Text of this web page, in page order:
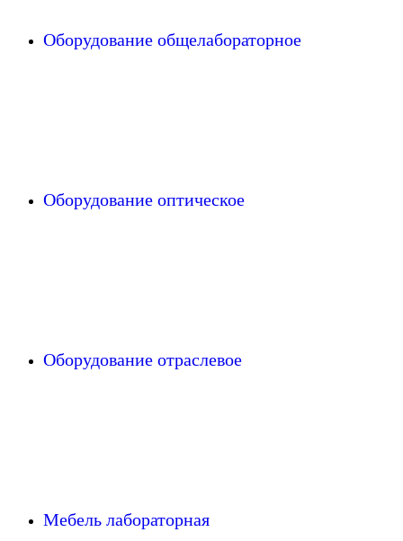
Оборудование общелабораторное
Оборудование оптическое
Оборудование отраслевое
Мебель лабораторная